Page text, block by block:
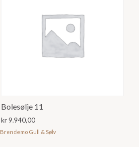
Bolesølje 11
kr9.940,00
Brendemo Gull & Sølv